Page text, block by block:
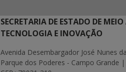
SECRETARIA DE ESTADO DE
TECNOLOGIA E INOVAÇÃO
Avenida Desembargador José Nunes
Parque dos Poderes - Campo Grande |